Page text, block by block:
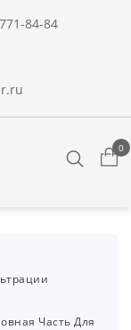
84-84
0
Часть Для